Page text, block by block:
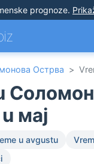
prognoze.
Острва >
мај
u avgustu